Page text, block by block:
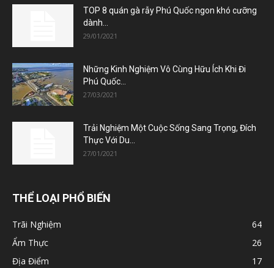
TOP 8 quán gà rẫy Phú Quốc ngon khó cưỡng
dành...
29/01/2021
Những Kinh Nghiệm Vô Cùng Hữu Ích Khi Đi
Phú Quốc...
27/03/2021
Trải Nghiệm Một Cuộc Sống Sang Trọng, Đích
Thực Với Du...
27/01/2021
THỂ LOẠI PHỔ BIẾN
Trãi Nghiệm
64
Ẩm Thực
26
Địa Điểm
17